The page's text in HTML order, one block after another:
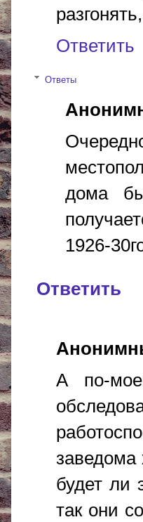
Ответить
Ответы
дома
1926-
Ответить
А по-
заведома
будет ли
так они